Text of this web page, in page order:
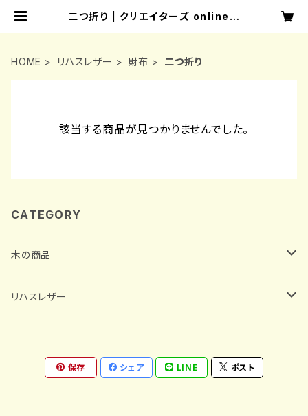
二つ折り | クリエイターズ online s
HOME リハスレザー 財布 二つ折り
該当する商品が見つかりませんでした。
CATEGORY
木の商品
葉書
金箔しおり
リハスレザー
キーケース
保存 シェア LINE ポスト